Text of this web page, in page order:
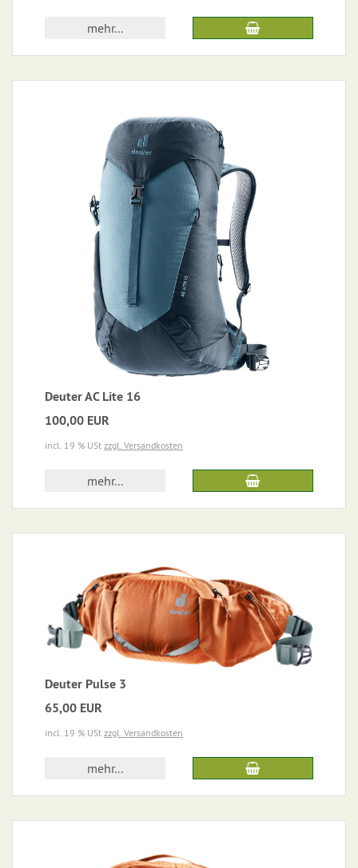
mehr...
Deuter AC Lite 16
100,00 EUR
incl. 19 % USt zzgl. Versandkosten
mehr...
Deuter Pulse 3
65,00 EUR
incl. 19 % USt zzgl. Versandkosten
mehr...